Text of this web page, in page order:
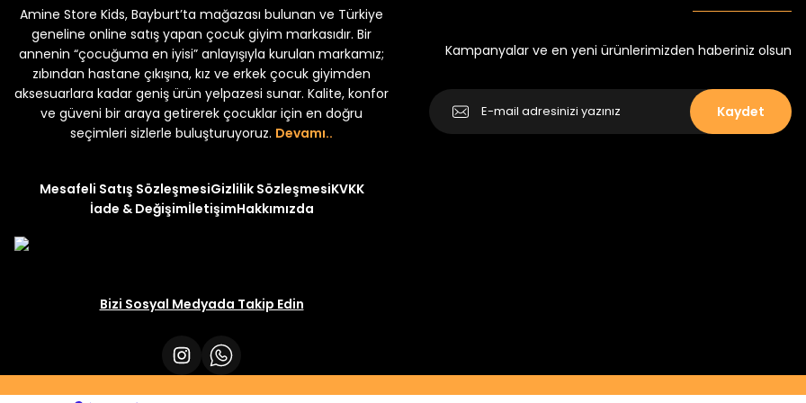
250 Yeni
₺ 320 ₺ 250 Yeni
₺ 320 ₺ 250
Amine Store Kids, Bayburt’ta mağazası bulunan ve Türkiye
geneline online satış yapan çocuk giyim markasıdır. Bir
annenin “çocuğuma en iyisi” anlayışıyla kurulan markamız;
zıbından hastane çıkışına, kız ve erkek çocuk giyimden
aksesuarlara kadar geniş ürün yelpazesi sunar. Kalite, konfor
ve güveni bir araya getirerek çocuklar için en doğru
seçimleri sizlerle buluşturuyoruz. Devamı..
Mesafeli Satış SözleşmesiGizlilik SözleşmesiKVKK
İade & DeğişimİletişimHakkımızda
Bizi Sosyal Medyada Takip Edin
Kampanyalar ve en yeni ürünlerimizden haberiniz olsun
Kaydet